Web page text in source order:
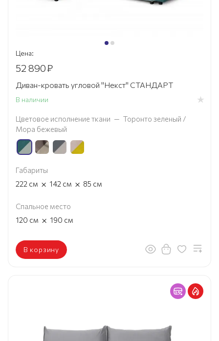
Цена:
52 890₽
Диван-кровать угловой "Некст" СТАНДАРТ
В наличии
Цветовое исполнение ткани — Торонто зеленый /
Мора бежевый
Габариты
222 см × 142 см × 85 см
Спальное место
120 см × 190 см
В корзину